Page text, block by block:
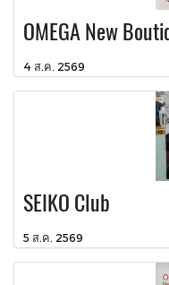
OMEGA New
4 ส.ค. 2569
SEIKO Club
5 ส.ค. 2569